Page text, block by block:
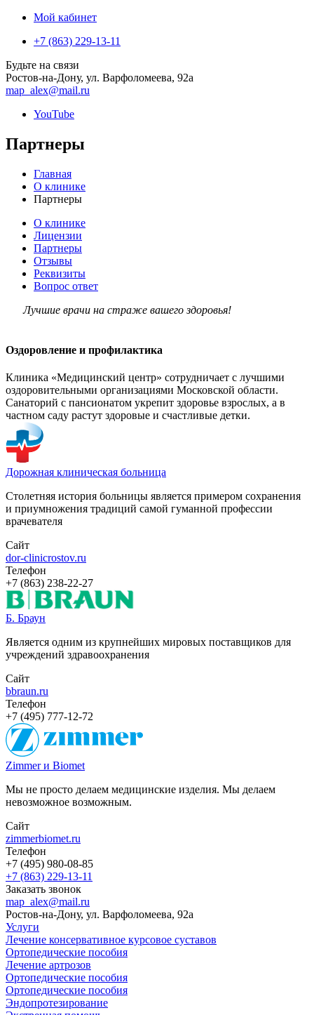
Мой кабинет
+7 (863) 229-13-11
Будьте на связи
Ростов-на-Дону, ул. Варфоломеева, 92а
map_alex@mail.ru
YouTube
Партнеры
Главная
О клинике
Партнеры
О клинике
Лицензии
Партнеры
Отзывы
Реквизиты
Вопрос ответ
Лучшие врачи на страже вашего здоровья!
Оздоровление и профилактика
Клиника «Медицинский центр» сотрудничает с лучшими
оздоровительными организациями Московской области.
Санаторий с пансионатом укрепит здоровье взрослых, а в
частном саду растут здоровые и счастливые детки.
Дорожная клиническая больница
Столетняя история больницы является примером сохранения
и приумножения традиций самой гуманной профессии
врачевателя
Сайт
dor-clinicrostov.ru
Телефон
+7 (863) 238-22-27
Б. Браун
Является одним из крупнейших мировых поставщиков для
учреждений здравоохранения
Сайт
bbraun.ru
Телефон
+7 (495) 777-12-72
Zimmer и Biomet
Мы не просто делаем медицинские изделия. Мы делаем
невозможное возможным.
Сайт
zimmerbiomet.ru
Телефон
+7 (495) 980-08-85
+7 (863) 229-13-11
Заказать звонок
map_alex@mail.ru
Ростов-на-Дону, ул. Варфоломеева, 92а
Услуги
Лечение консервативное курсовое суставов
Ортопедические пособия
Лечение артрозов
Ортопедические пособия
Ортопедические пособия
Эндопротезирование